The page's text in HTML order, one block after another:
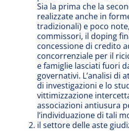
Sia la prima che la
realizzate anche in
tradizionali) e poco
commissori, il doping
concessione di credito
concorrenziale per il
e famiglie lasciati fuori
governativi. L’analisi di
di investigazioni e lo
vittimizzazione
associazioni antiusura
l’individuazione di tali
il settore delle aste